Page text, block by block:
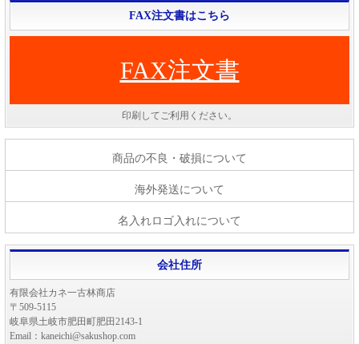
FAX注文書はこちら
FAX注文書
印刷してご利用ください。
商品の不良・破損について
海外発送について
名入れロゴ入れについて
会社住所
有限会社カネ一古林商店
〒509-5115
岐阜県土岐市肥田町肥田2143-1
Email：kaneichi@sakushop.com